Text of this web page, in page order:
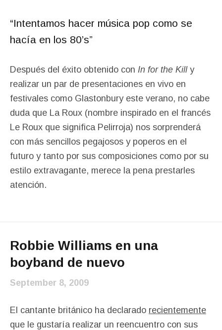
“Intentamos hacer música pop como se
hacía en los 80’s”
Después del éxito obtenido con In for the Killy
realizar un par de presentaciones en vivo en
festivales como Glastonbury este verano, no cabe
duda que La Roux (nombre inspirado en el francés
Le Roux que significa Pelirroja) nos sorprenderá
con más sencillos pegajosos y poperos en el
futuro y tanto por sus composiciones como por su
estilo extravagante, merece la pena prestarles
atención.
Robbie Williams en una
boyband de nuevo
September 8, 2009
El cantante británico ha declarado recientemente
que le gustaría realizar un reencuentro con sus